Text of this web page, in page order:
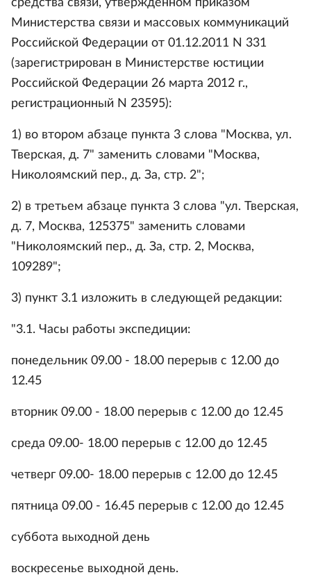
средства связи, утвержденном приказом
Министерства связи и массовых коммуникаций
Российской Федерации от 01.12.2011 N 331
(зарегистрирован в Министерстве юстиции
Российской Федерации 26 марта 2012 г.,
регистрационный N 23595):
1) во втором абзаце пункта 3 слова "Москва, ул.
Тверская, д. 7" заменить словами "Москва,
Николоямский пер., д. За, стр. 2";
2) в третьем абзаце пункта 3 слова "ул. Тверская,
д. 7, Москва, 125375" заменить словами
"Николоямский пер., д. За, стр. 2, Москва,
109289";
3) пункт 3.1 изложить в следующей редакции:
"3.1. Часы работы экспедиции:
понедельник 09.00 - 18.00 перерыв с 12.00 до
12.45
вторник 09.00 - 18.00 перерыв с 12.00 до 12.45
среда 09.00- 18.00 перерыв с 12.00 до 12.45
четверг 09.00- 18.00 перерыв с 12.00 до 12.45
пятница 09.00 - 16.45 перерыв с 12.00 до 12.45
суббота выходной день
воскресенье выходной день.